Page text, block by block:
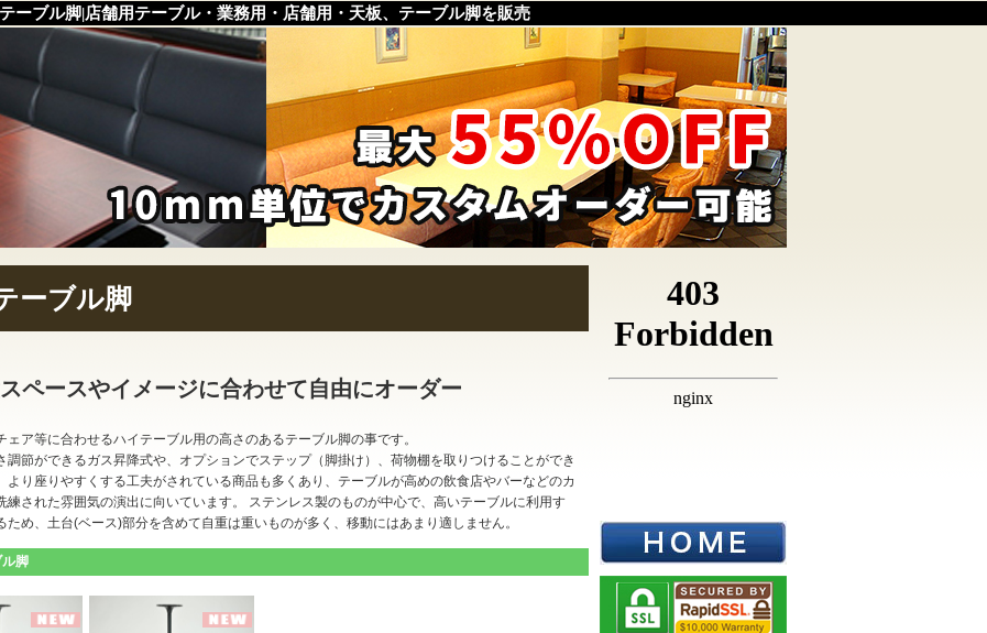
ーブル脚|店舗用テーブル・業務用・店舗用・天板、テーブル脚を販売
ーブル脚
ペースやイメージに合わせて自由にオーダー
ェア等に合わせるハイテーブル用の高さのあるテーブル脚の事です。
調節ができるガス昇降式や、オプションでステップ（脚掛け）、荷物棚を取りつけることができ
より座りやすくする工夫がされている商品も多くあり、テーブルが高めの飲食店やバーなどのカ
練された雰囲気の演出に向いています。 ステンレス製のものが中心で、高いテーブルに利用す
ため、土台(ベース)部分を含めて自重は重いものが多く、移動にはあまり適しません。
脚